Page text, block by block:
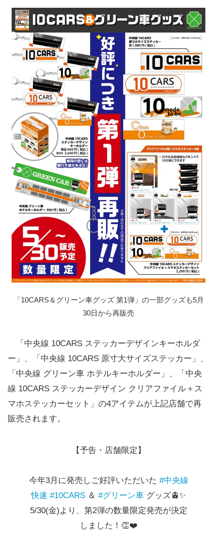
「10CARS＆グリーン車グッズ 第1弾」の一部グッズも5月
30日から再販売
「中央線 10CARS ステッカーデザインキーホルダ
ー」、「中央線 10CARS 原寸大サイズステッカー」、
「中央線 グリーン車 ホテルキーホルダー」、「中央
線 10CARS ステッカーデザイン クリアファイル＋ス
マホステッカーセット」の4アイテムが上記店舗で再
販売されます。
【予告・店舗限定】
今年3月に発売しご好評いただいた #中央線
快速 #10CARS ＆ #グリーン車 グッズ🚊✨
5/30(金)より、第2弾の数量限定発売が決定
しました！👏❤️